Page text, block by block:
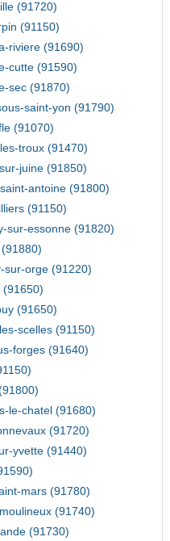
(91720)
(91150)
riviere (91690)
cutte (91590)
sec (91870)
saint-yon (91790)
(91070)
troux (91470)
juine (91850)
antoine (91800)
(91150)
sur-essonne (91820)
sur-orge (91220)
(91650)
(91650)
scelles (91150)
forges (91640)
le-chatel (91680)
(91720)
yvette (91440)
mars (91780)
(91740)
(91730)